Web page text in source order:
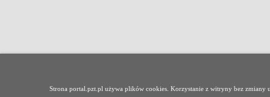
Strona portal.pzt.pl używa plików cookies. Korzystanie z witryny bez zmiany